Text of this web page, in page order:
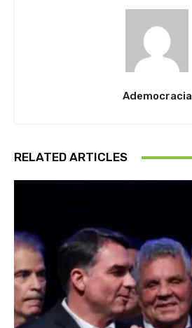
Ademocracia
RELATED ARTICLES